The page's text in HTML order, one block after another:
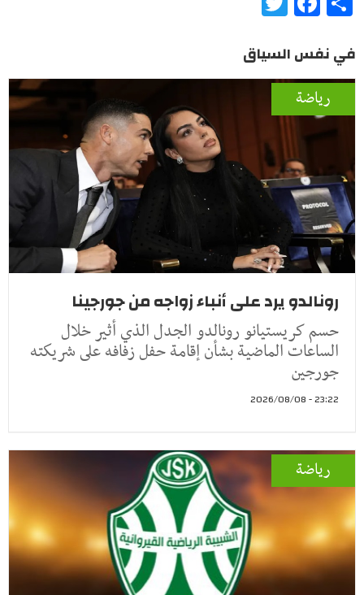
في نفس السياق
رياضة
رونالدو يرد على أنباء زواجه من جورجينا
حسم كريستيانو رونالدو الجدل الذي أثير خلال
الساعات الماضية بشأن إقامة حفل زفافه على شريكته
جورجين
23:22 - 2026/08/08
رياضة